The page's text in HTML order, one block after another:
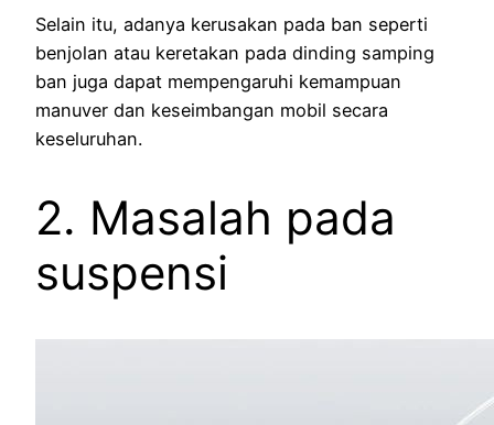
Selain itu, adanya kerusakan pada ban seperti
benjolan atau keretakan pada dinding samping
ban juga dapat mempengaruhi kemampuan
manuver dan keseimbangan mobil secara
keseluruhan.
2. Masalah pada
suspensi